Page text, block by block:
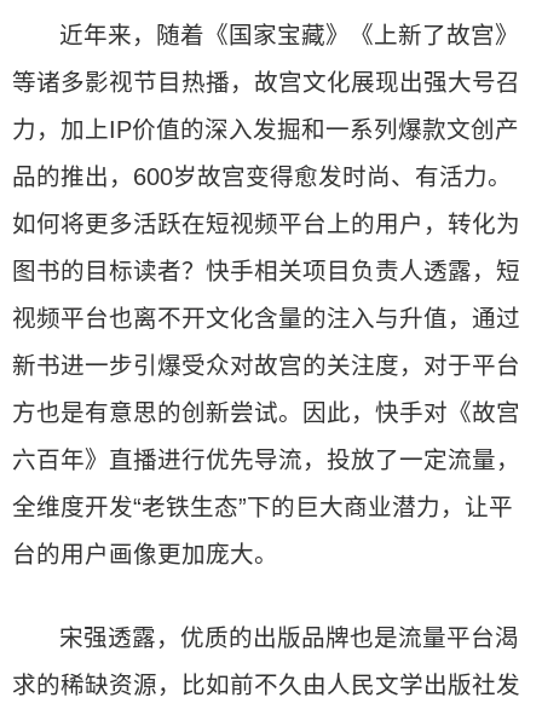
近年来，随着《国家宝藏》《上新了故宫》
等诸多影视节目热播，故宫文化展现出强大号召
力，加上IP价值的深入发掘和一系列爆款文创产
品的推出，600岁故宫变得愈发时尚、有活力。
如何将更多活跃在短视频平台上的用户，转化为
图书的目标读者？快手相关项目负责人透露，短
视频平台也离不开文化含量的注入与升值，通过
新书进一步引爆受众对故宫的关注度，对于平台
方也是有意思的创新尝试。因此，快手对《故宫
六百年》直播进行优先导流，投放了一定流量，
全维度开发“老铁生态”下的巨大商业潜力，让平
台的用户画像更加庞大。
宋强透露，优质的出版品牌也是流量平台渴
求的稀缺资源，比如前不久由人民文学出版社发